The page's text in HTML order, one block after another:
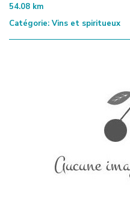
54.08 km
Catégorie: Vins et spiritueux